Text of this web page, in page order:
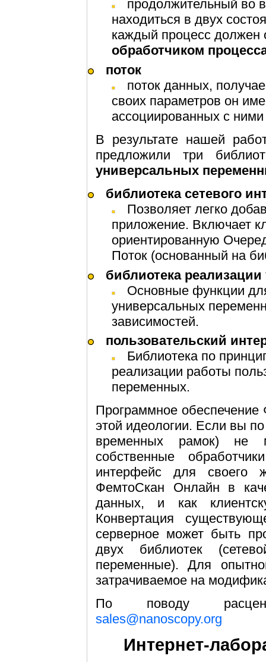
продолжительный во времени процесс, который может
находиться в двух
каждый процесс должен
обработчиком
поток
поток данных,
своих параметров он
ассоциированных с
В результате нашей
предложили три
универсальных
библиотека сетевого
Позволяет легко добавить сетевые возможности в ваше
приложение. Включает
ориентированную
Поток (основанный на
библиотека
Основные функции для создания и управления списками
универсальных
зависимостей.
пользовательский
Библиотека по принципу "Windows Common Control" для
реализации работы
переменных.
Программное
этой идеологии. Если вы
временных рамок) не
собственные
интерфейс для своего
ФемтоСкан Онлайн в
данных, и как
Конвертация
серверное может быть
двух библиотек
переменные). Для
затрачиваемое на
По поводу
sales@nanoscopy.org
Интернет-